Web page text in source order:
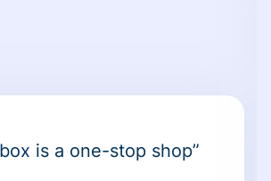
is a one-stop shop”